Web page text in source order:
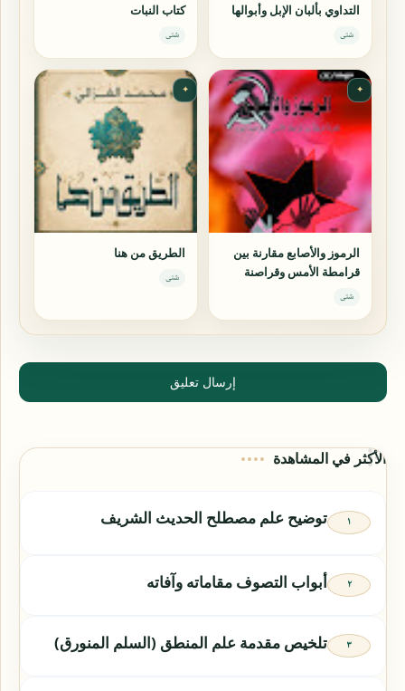
التداوي بألبان الإبل وأبوالها
شتى
كتاب النبات
شتى
✦
الرموز والأصابع مقارنة بين
قرامطة الأمس وقراصنة
اليوم
شتى
✦
الطريق من هنا
شتى
إرسال تعليق
الأكثر في المشاهدة
توضيح علم مصطلح الحديث الشريف
أبواب التصوف مقاماته وآفاته
تلخيص مقدمة علم المنطق (السلم المنورق)